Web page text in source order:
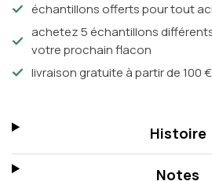
échantillons offerts pour tout
achetez 5 échantillons
votre prochain flacon
livraison gratuite à partir de 100 €
Histoire
Notes